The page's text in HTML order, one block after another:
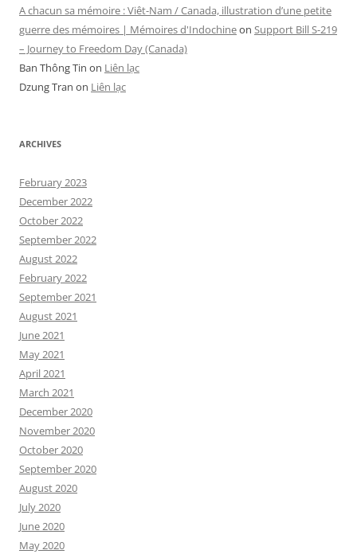
A chacun sa mémoire : Viêt-Nam / Canada, illustration d’une petite
guerre des mémoires | Mémoires d'Indochineon Support Bill S-219
– Journey to Freedom Day (Canada)
Ban Thông Tin on Liên lạc
Dzung Tran on Liên lạc
ARCHIVES
February 2023
December 2022
October 2022
September 2022
August 2022
February 2022
September 2021
August 2021
June 2021
May 2021
April 2021
March 2021
December 2020
November 2020
October 2020
September 2020
August 2020
July 2020
June 2020
May 2020